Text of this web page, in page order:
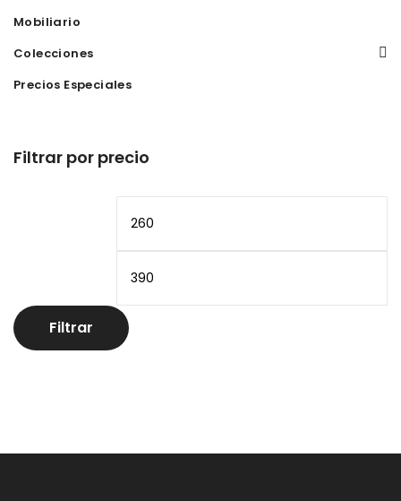
Mobiliario
Colecciones
Precios Especiales
Filtrar por precio
Filtrar